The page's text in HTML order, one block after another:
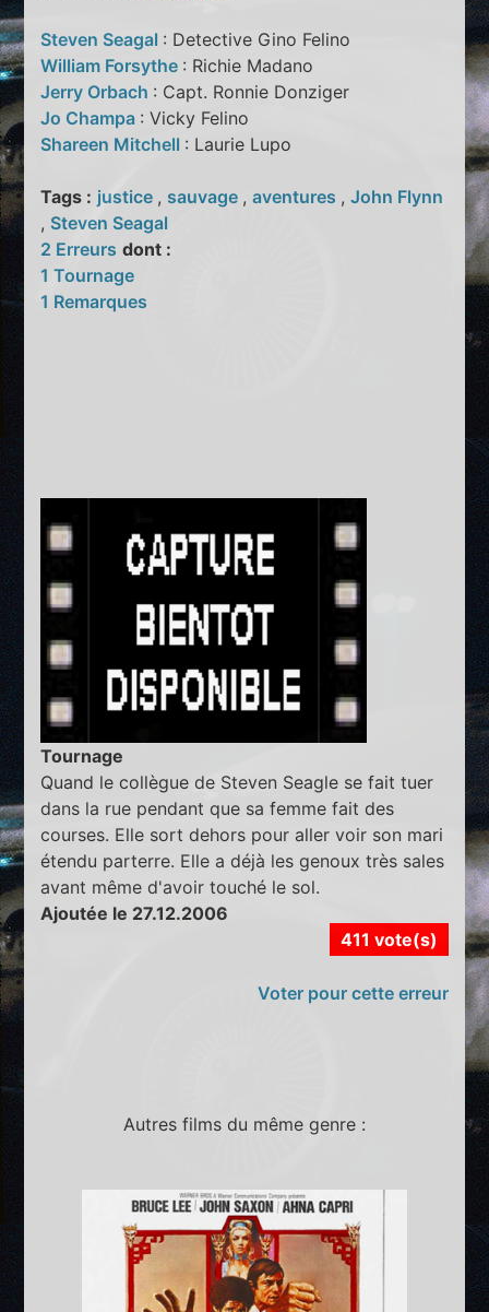
Steven Seagal : Detective Gino Felino
William Forsythe : Richie Madano
Jerry Orbach : Capt. Ronnie Donziger
Jo Champa : Vicky Felino
Shareen Mitchell : Laurie Lupo
Tags : justice , sauvage ,aventures ,John Flynn
, Steven Seagal
2 Erreurs dont :
1 Tournage
1 Remarques
Tournage
Quand le collègue de Steven Seagle se fait tuer
dans la rue pendant que sa femme fait des
courses. Elle sort dehors pour aller voir son mari
étendu parterre. Elle a déjà les genoux très sales
avant même d'avoir touché le sol.
Ajoutée le 27.12.2006
411 vote(s)
Voter pour cette erreur
Autres films du même genre :